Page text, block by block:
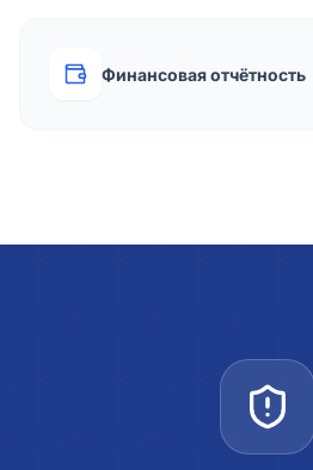
Финансовая отчётность